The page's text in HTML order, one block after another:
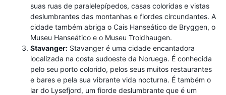
suas ruas de paralelepípedos, casas coloridas e vistas
deslumbrantes das montanhas e fiordes circundantes. A
cidade também abriga o Cais Hanseático de Bryggen, o
Museu Hanseático e o Museu Troldhaugen.
Stavanger: Stavanger é uma cidade encantadora
localizada na costa sudoeste da Noruega. É conhecida
pelo seu porto colorido, pelos seus muitos restaurantes
e bares e pela sua vibrante vida nocturna. É também o
lar do Lysefjord, um fiorde deslumbrante que é um